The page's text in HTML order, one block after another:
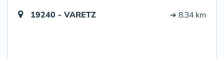
19240 - VARETZ ➔ 8.34 km